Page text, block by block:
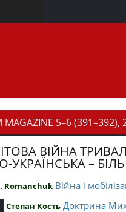
MAGAZINE 5–6 (391–392),
ВІЙНА
УКРАЇНСЬКА –
Romanchuk Війна і
Степан Кость Доктрина